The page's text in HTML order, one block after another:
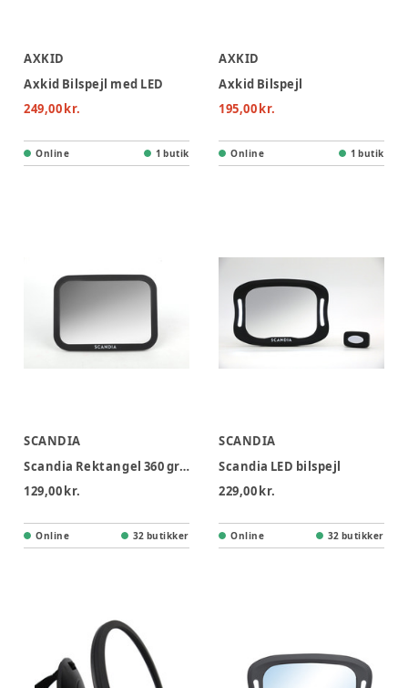
AXKID
Axkid Bilspejl med LED
249,00 kr.
Online 1 butik
AXKID
Axkid Bilspejl
195,00 kr.
Online 1 butik
SCANDIA
Scandia Rektangel 360 gr. bilspejl - Sort
129,00 kr.
Online 32 butikker
SCANDIA
Scandia LED bilspejl
229,00 kr.
Online 32 butikker